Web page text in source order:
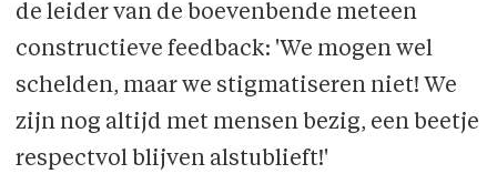
de leider van de boevenbende meteen
constructieve feedback: 'We mogen wel
schelden, maar we stigmatiseren niet! We
zijn nog altijd met mensen bezig, een beetje
respectvol blijven alstublieft!'